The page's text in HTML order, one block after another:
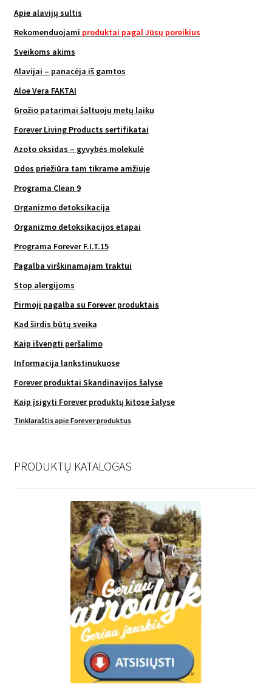
Apie alavijų sultis
Rekomenduojami produktai pagal Jūsų poreikius
Sveikoms akims
Alavijai – panacėja iš gamtos
Aloe Vera FAKTAI
Grožio patarimai šaltuoju metų laiku
Forever Living Products sertifikatai
Azoto oksidas – gyvybės molekulė
Odos priežiūra tam tikrame amžiuje
Programa Clean 9
Organizmo detoksikacija
Organizmo detoksikacijos etapai
Programa Forever F.I.T.15
Pagalba virškinamajam traktui
Stop alergijoms
Pirmoji pagalba su Forever produktais
Kad širdis būtų sveika
Kaip išvengti peršalimo
Informacija lankstinukuose
Forever produktai Skandinavijos šalyse
Kaip įsigyti Forever produktų kitose šalyse
Tinklaraštis apie Forever produktus
PRODUKTŲ KATALOGAS